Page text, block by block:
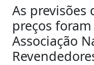
As previsões
preços
Associação